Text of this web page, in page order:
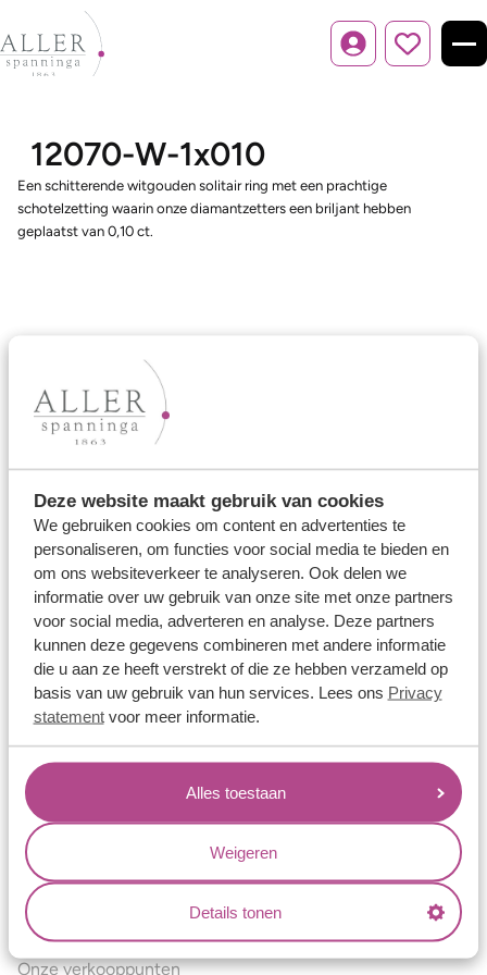
Deze website maakt gebruik van cookies
We gebruiken cookies om content en advertenties te
personaliseren, om functies voor social media te bieden en
om ons websiteverkeer te analyseren. Ook delen we
informatie over uw gebruik van onze site met onze partners
voor social media, adverteren en analyse. Deze partners
kunnen deze gegevens combineren met andere informatie
die u aan ze heeft verstrekt of die ze hebben verzameld op
basis van uw gebruik van hun services. Lees ons Privacy
statementvoor meer informatie.
Alles toestaan
Weigeren
Details tonen
Inloggen
12070-W-1x010
Een schitterende witgouden solitair ring met een prachtige
schotelzetting waarin onze diamantzetters een briljant hebben
geplaatst van 0,10 ct.
Ons aanbod
Trouwringen
Verlovingsringen
Vriendschapsringen
Over ons
Aller Spanninga
Historie
Certificaten
Blogs
Jouw voordelen
Conflictvrije Materialen
Oneindig veel mogelijkheden
Kwaliteit
Juweliers & Contact
Onze verkooppunten